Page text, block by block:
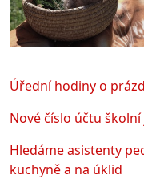
Úřední hodiny o
Nové číslo účtu
Hledáme asistenty
kuchyně a na úklid